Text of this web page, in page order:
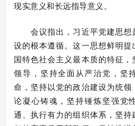
现实意义和长远指导意义。
会议指出，习近平党建思想
设的根本遵循。这一思想鲜明提
国特色社会主义最本质的特征，
领导，坚持全面从严治党，坚
命，坚持以党的政治建设为统领
论凝心铸魂，坚持锤炼坚强党
通、执行有力的组织体系，坚